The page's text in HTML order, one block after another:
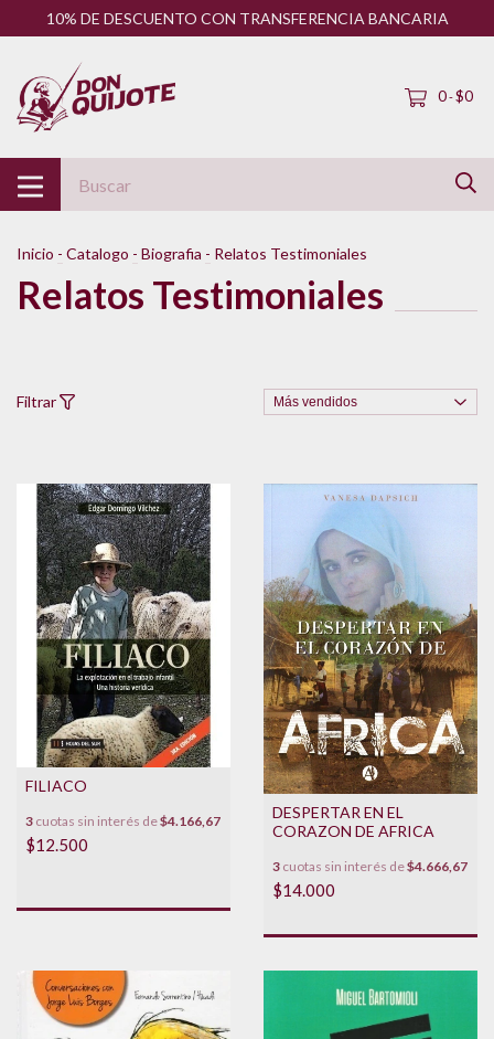
10% DE DESCUENTO CON TRANSFERENCIA BANCARIA
0-$0
Inicio - Catalogo - Biografia - Relatos Testimoniales
Relatos Testimoniales
Filtrar
FILIACO
3 cuotas sin interés de$4.166,67
$12.500
DESPERTAR EN EL
CORAZON DE AFRICA
3 cuotas sin interés de$4.666,67
$14.000